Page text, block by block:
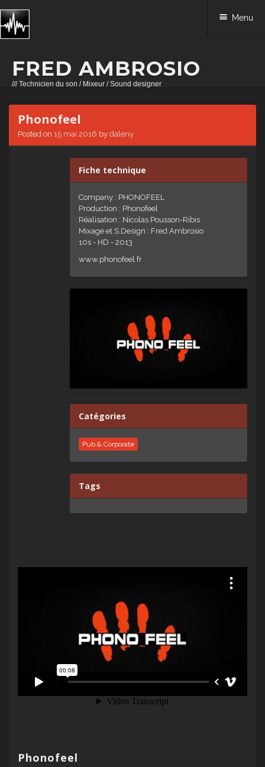
FRED AMBROSIO
/// Technicien du son / Mixeur / Sound designer
Menu
Skip to content
Phonofeel
Posted on 15 mai 2016 by daleny
Fiche technique
Company : PHONOFEEL
Production : Phonofeel
Réalisation : Nicolas Pousson-Ribis
Mixage et S.Design : Fred Ambrosio
10s - HD - 2013
www.phonofeel.fr
Catégories
Pub & Corporate
Tags
Phonofeel